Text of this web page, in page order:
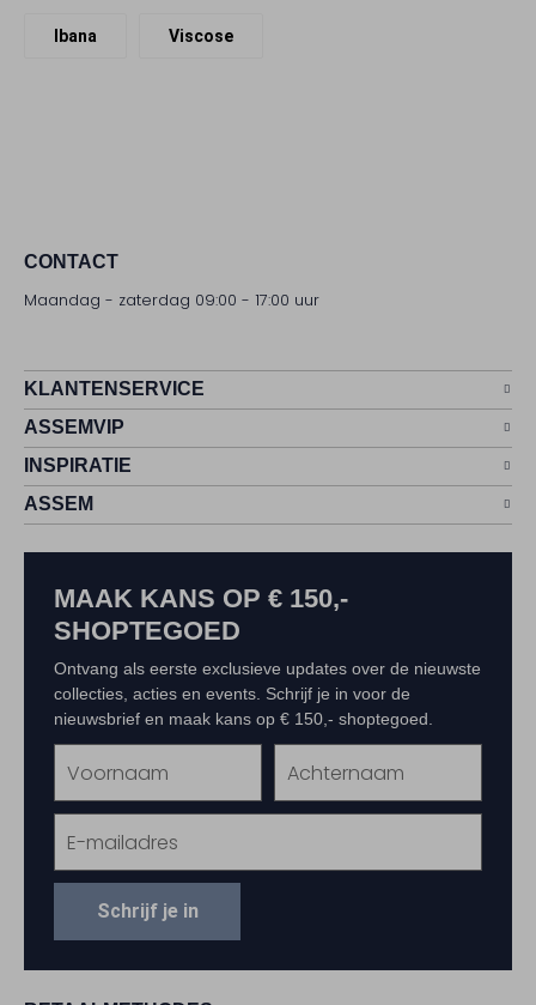
Ibana Viscose
CONTACT
Maandag - zaterdag 09:00 - 17:00 uur
KLANTENSERVICE
ASSEMVIP
INSPIRATIE
ASSEM
MAAK KANS OP € 150,-
SHOPTEGOED
Ontvang als eerste exclusieve updates over de nieuwste
collecties, acties en events. Schrijf je in voor de
nieuwsbrief en maak kans op € 150,- shoptegoed.
Schrijf je in